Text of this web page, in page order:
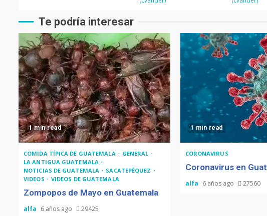
Te podría interesar
1 min read
COMIDA TÍPICA DE GUATEMALA
GENERAL
LA ANTIGUA GUATEMALA
NOTICIAS DE GUATEMALA
SACATEPÉQUEZ
VIDEOS
VIDEOS DE GUATEMALA
Zompopos de Mayo en Guatemala
alfa 6 años ago 29425
1 min read
CORONAVIRUS
Coronavirus en
alfa 6 años ago 27560